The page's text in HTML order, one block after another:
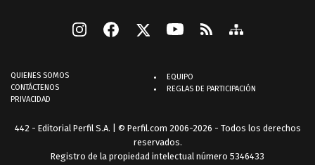
QUIENES SOMOS
CONTÁCTENOS
PRIVACIDAD
EQUIPO
REGLAS DE PARTICIPACIÓN
442 - Editorial Perfil S.A. | © Perfil.com 2006-2026 - Todos los derechos
reservados.
Registro de la propiedad intelectual número 5346433